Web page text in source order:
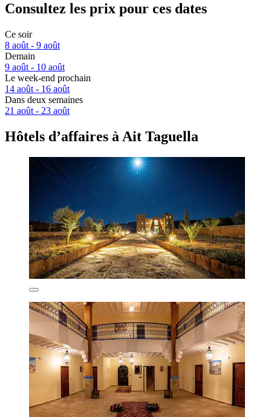
Consultez les prix pour ces dates
Ce soir
8 août - 9 août
Demain
9 août - 10 août
Le week-end prochain
14 août - 16 août
Dans deux semaines
21 août - 23 août
Hôtels d’affaires à Ait Taguella